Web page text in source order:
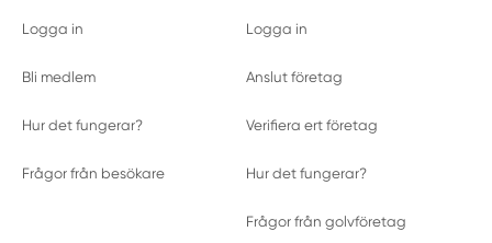
Logga in
Bli medlem
Hur det fungerar?
Frågor från besökare
Logga in
Anslut företag
Verifiera ert företag
Hur det fungerar?
Frågor från golvföretag